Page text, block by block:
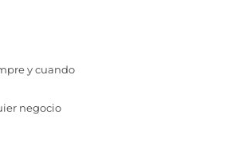
y cuando
negocio